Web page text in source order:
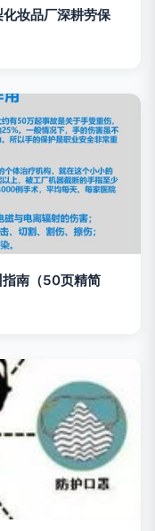
妆品厂深耕劳保
指南（50页精简